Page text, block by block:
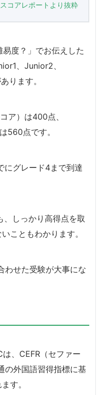
コアレポートより抜粋
度？」でお伝えした
、Junior2、
ります。
ア）は400点、
560点です。
グレード4まで到達
しっかり高得点を取
こともわかります。
わせた受験が大事にな
、CEFR（セファー
の外国語習得指標に基
す。